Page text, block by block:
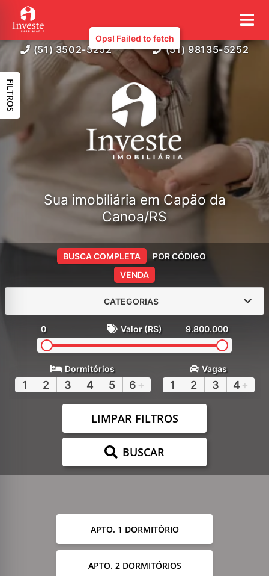
(51) 3502-5252 (51) 98135-5252
Sua imobiliária em Capão da
Canoa/RS
VENDA
BUSCA COMPLETA POR CÓDIGO
CATEGORIAS
0 Valor (R$) 9.800.000
Dormitórios
1 2 3 4 5 6 +
Vagas
1 2 3 4 +
LIMPAR FILTROS
BUSCAR
APTO. 1 DORMITÓRIO
APTO. 2 DORMITÓRIOS
FILTROS